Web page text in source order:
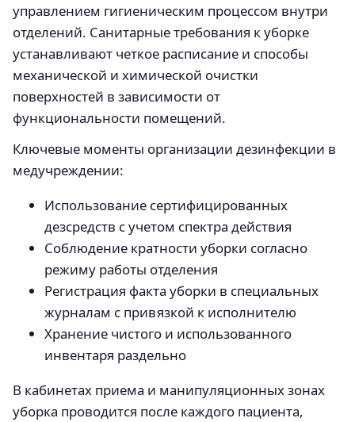
управлением гигиеническим процессом внутри
отделений. Санитарные требования к уборке
устанавливают четкое расписание и способы
механической и химической очистки
поверхностей в зависимости от
функциональности помещений.
Ключевые моменты организации дезинфекции в
медучреждении:
Использование сертифицированных
дезсредств с учетом спектра действия
Соблюдение кратности уборки согласно
режиму работы отделения
Регистрация факта уборки в специальных
журналам с привязкой к исполнителю
Хранение чистого и использованного
инвентаря раздельно
В кабинетах приема и манипуляционных зонах
уборка проводится после каждого пациента,